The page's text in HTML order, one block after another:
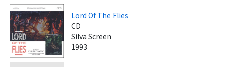
Lord Of The Flies
CD
Silva Screen
1993